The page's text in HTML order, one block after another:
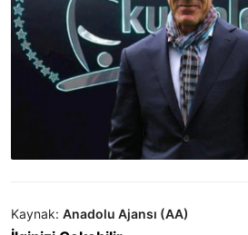
Kaynak: Anadolu Ajansı (AA)